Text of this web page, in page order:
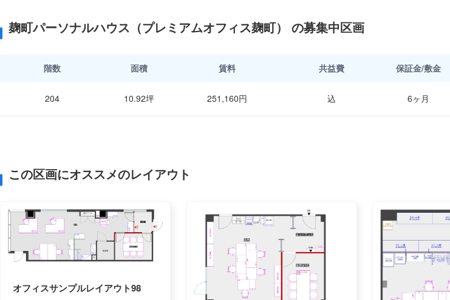
麹町パーソナルハウス（プレミアムオフィス麹町） の募集中区画
階数 面積 賃料 共益費 保証金/敷金
204 10.92坪 251,160円 込 6ヶ月
この区画にオススメのレイアウト
オフィスサンプルレイアウト98